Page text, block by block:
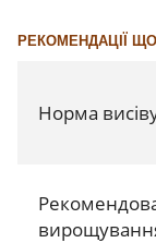
РЕКОМЕНДАЦІЇ
Норма